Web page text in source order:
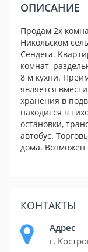
ОПИСАНИЕ
Продам 2х
Никольском
Сендега.
комнат,
8 м кухни.
является
хранения в
находится в
остановки,
автобус.
дома. Возможен
КОНТАКТЫ
Адрес
г.